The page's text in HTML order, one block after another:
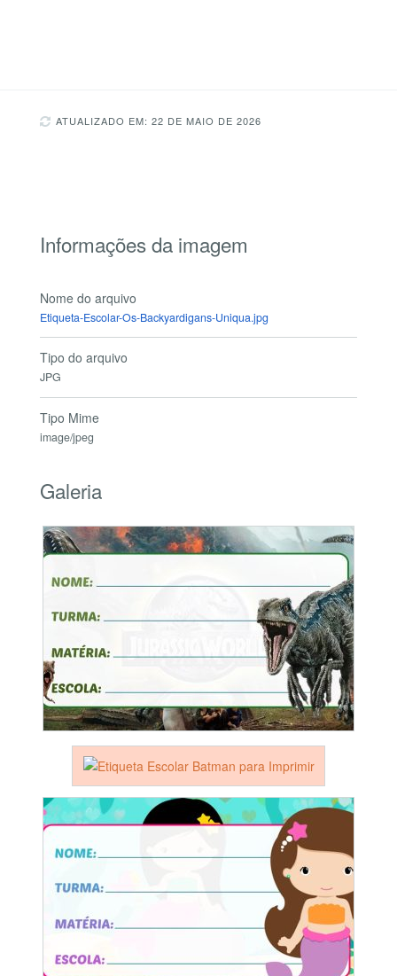
ATUALIZADO EM: 22 DE MAIO DE 2026
Informações da imagem
Nome do arquivo
Etiqueta-Escolar-Os-Backyardigans-Uniqua.jpg
Tipo do arquivo
JPG
Tipo Mime
image/jpeg
Galeria